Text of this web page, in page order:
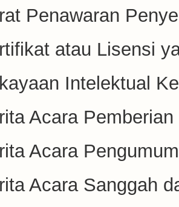
Penawaran
atau Lisensi
Intelektual
Acara
Acara
Acara Sanggah